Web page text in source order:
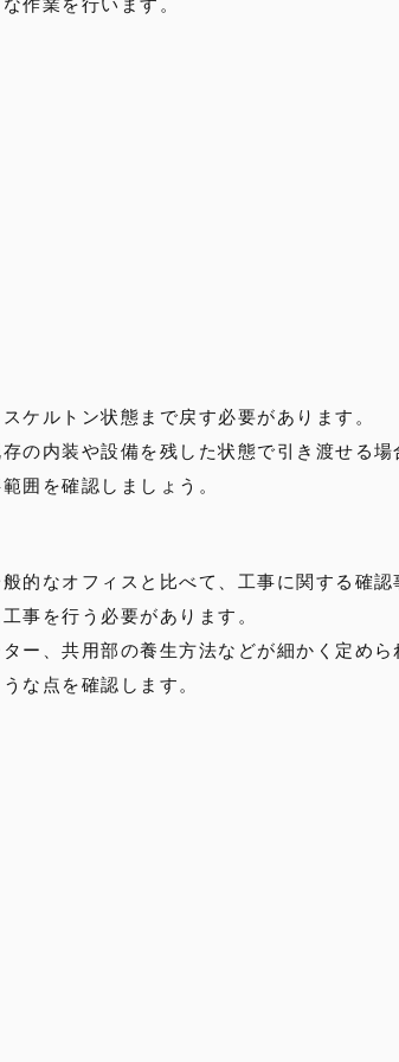
作業を行います。
ケルトン状態まで戻す必要があります。
の内装や設備を残した状態で引き渡せる場
囲を確認しましょう。
的なオフィスと比べて、工事に関する確認
事を行う必要があります。
ー、共用部の養生方法などが細かく定めら
な点を確認します。